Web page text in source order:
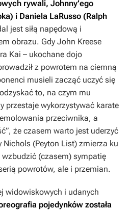
rywali, Johnny’ego
i Daniela LaRusso (Ralph
jest siłą napędową i
obrazu. Gdy John Kreese
Kai – ukochane dojo
z powrotem na ciemną
musieli zacząć uczyć się
to, na czym mu
przestaje wykorzystywać karate
przeciwnika, a
że czasem warto jest uderzyć
Nichols (Peyton List) zmierza ku
(czasem) sympatię
powrotów, ale i przemian.
widowiskowych i udanych
pojedynków została